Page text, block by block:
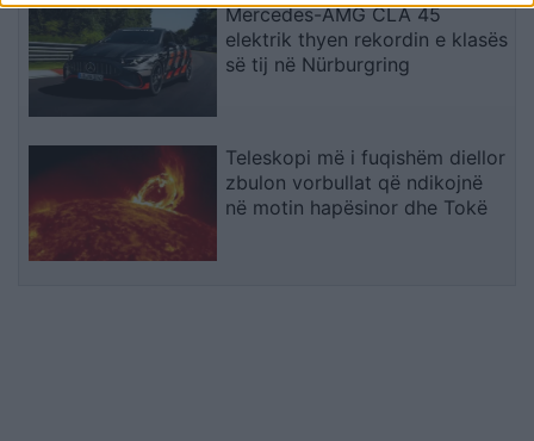
Mercedes-AMG CLA 45
elektrik thyen rekordin e klasës
së tij në Nürburgring
Teleskopi më i fuqishëm diellor
zbulon vorbullat që ndikojnë
në motin hapësinor dhe Tokë